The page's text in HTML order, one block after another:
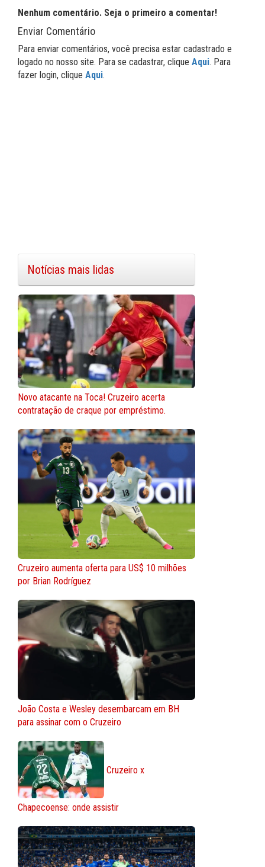
Nenhum comentário. Seja o primeiro a comentar!
Enviar Comentário
Para enviar comentários, você precisa estar cadastrado e
logado no nosso site. Para se cadastrar, clique Aqui. Para
fazer login, clique Aqui.
Notícias mais lidas
Novo atacante na Toca! Cruzeiro acerta
contratação de craque por empréstimo.
Cruzeiro aumenta oferta para US$ 10 milhões
por Brian Rodríguez
João Costa e Wesley desembarcam em BH
para assinar com o Cruzeiro
Cruzeiro x
Chapecoense: onde assistir